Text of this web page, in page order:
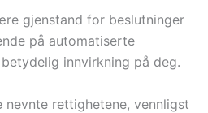
gjenstand for beslutninger
på automatiserte
innvirkning på deg.
nevnte rettighetene, vennligst